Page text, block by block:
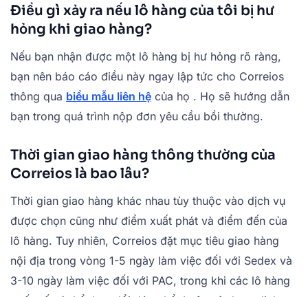
Điều gì xảy ra nếu lô hàng của tôi bị hư
hỏng khi giao hàng?
Nếu bạn nhận được một lô hàng bị hư hỏng rõ ràng,
bạn nên báo cáo điều này ngay lập tức cho Correios
thông qua biểu mẫu liên hệ của họ . Họ sẽ hướng dẫn
bạn trong quá trình nộp đơn yêu cầu bồi thường.
Thời gian giao hàng thông thường của
Correios là bao lâu?
Thời gian giao hàng khác nhau tùy thuộc vào dịch vụ
được chọn cũng như điểm xuất phát và điểm đến của
lô hàng. Tuy nhiên, Correios đặt mục tiêu giao hàng
nội địa trong vòng 1-5 ngày làm việc đối với Sedex và
3-10 ngày làm việc đối với PAC, trong khi các lô hàng